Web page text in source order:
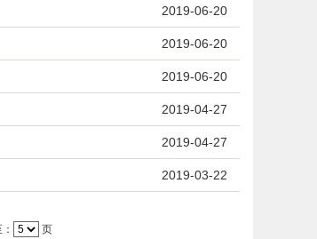
2019-06-20
2019-06-20
2019-06-20
2019-04-27
2019-04-27
2019-03-22
页